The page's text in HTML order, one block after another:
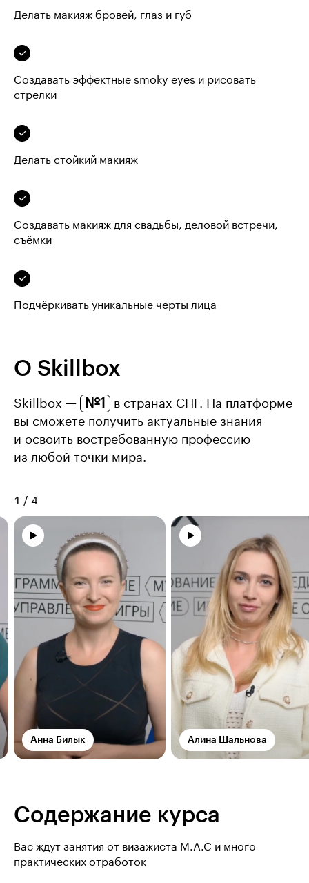
Делать макияж бровей, глаз и губ
Создавать эффектные smoky eyes и рисовать
стрелки
Делать стойкий макияж
Создавать макияж для свадьбы, деловой встречи,
съёмки
Подчёркивать уникальные черты лица
О Skillbox
Skillbox — №1
в странах СНГ. На платформе
вы сможете получить актуальные знания
и освоить востребованную профессию
из любой точки мира.
1 / 4
Анна Билык Алина Шальнова
Содержание курса
Вас ждут занятия от визажиста M.A.C и много
практических отработок